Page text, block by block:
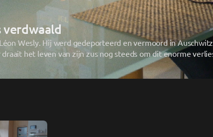
verdwaald
Wesly. Hij werd gedeporteerd en vermoord in Auschwitz.